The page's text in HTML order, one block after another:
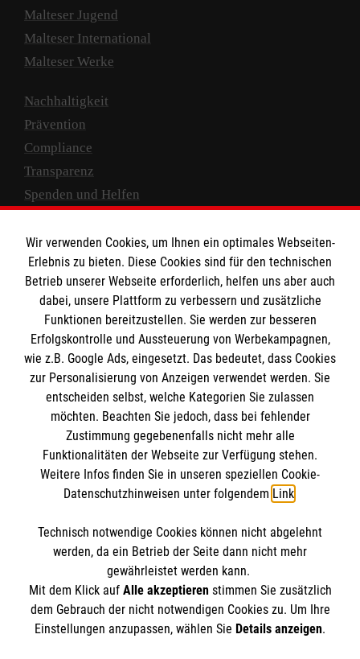
Malteser Jugend
Malteser International
Malteser Werke
Nachhaltigkeit
Prävention
Compliance
Transparenz
Spenden und Helfen
Empfänger: Malteser Hilfsdienst e.V.
IBAN: DE10 3706 0120 1201 2000 12
BIC: GENODED 1PA7
Newsletter abonnieren
Cookies verwalten|AGB|Impressum|Datenschutz
Barrierefreiheit |Kontakt| Sharepoint|Mediathek
Wir verwenden Cookies, um Ihnen ein optimales Webseiten-
Erlebnis zu bieten. Diese Cookies sind für den technischen
Betrieb unserer Webseite erforderlich, helfen uns aber auch
dabei, unsere Plattform zu verbessern und zusätzliche
Funktionen bereitzustellen. Sie werden zur besseren
Erfolgskontrolle und Aussteuerung von Werbekampagnen,
wie z.B. Google Ads, eingesetzt. Das bedeutet, dass Cookies
zur Personalisierung von Anzeigen verwendet werden. Sie
entscheiden selbst, welche Kategorien Sie zulassen
möchten. Beachten Sie jedoch, dass bei fehlender
Zustimmung gegebenenfalls nicht mehr alle
Funktionalitäten der Webseite zur Verfügung stehen.
Weitere Infos finden Sie in unseren speziellen Cookie-
Datenschutzhinweisen unter folgendem Link.
Technisch notwendige Cookies können nicht abgelehnt
werden, da ein Betrieb der Seite dann nicht mehr
gewährleistet werden kann.
Mit dem Klick auf Alle akzeptierenstimmen Sie zusätzlich
dem Gebrauch der nicht notwendigen Cookies zu. Um Ihre
Einstellungen anzupassen, wählen Sie Details anzeigen.